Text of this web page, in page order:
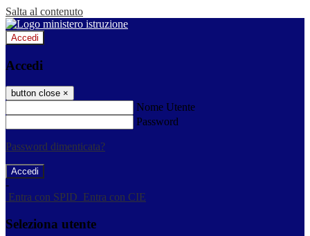
Salta al contenuto
Accedi
Accedi
button close ×
Nome Utente
Password
Password dimenticata?
-
Entra con SPID Entra con CIE
Seleziona utente